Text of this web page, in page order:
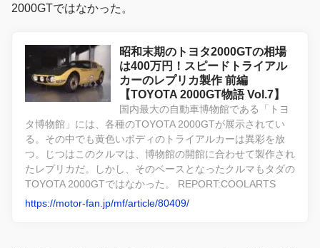
2000GTではなかった。
昭和末期のトヨタ2000GTの相場
は400万円！スピードトライアル
カーのレプリカ製作 前編
【TOYOTA 2000GT物語 Vol.7】
国内最大の自動車博物館である「トヨ
タ博物館」には、各種のTOYOTA 2000GTが展示されてい
る。その中でも黄色いボディのトライアルカーは異彩を放
つ。じつはこのクルマは、博物館の開館に合わせて製作され
たレプリカだ。しかし、そのベースとなったクルマもタダの
TOYOTA 2000GTではなかった。 REPORT:COOLARTS
https://motor-fan.jp/mf/article/80409/